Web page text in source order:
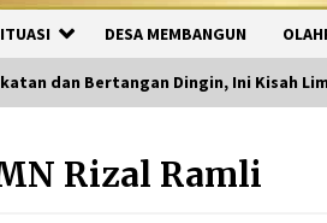
DESA MEMBANGUN
dan Bertangan Dingin, Ini Kisah
Rizal Ramli